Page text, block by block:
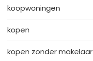
koopwoningen
kopen
kopen zonder makelaar